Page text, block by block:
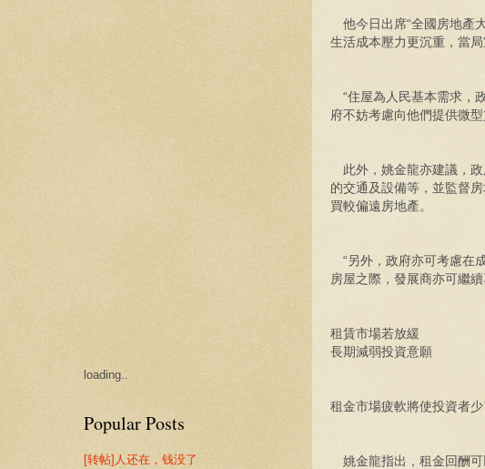
他今日出席“全國房地產
生活成本壓力更沉重，當局
“住屋為人民基本需求，
府不妨考慮向他們提供微
此外，姚金龍亦建議，政
的交通及設備等，並監督
買較偏遠房地產。
“另外，政府亦可考慮在
房屋之際，發展商亦可繼
租賃市場若放緩
長期減弱投資意願
租金市場疲軟將使投資者
姚金龍指出，租金回酬可
loading..
Popular Posts
[转帖]人还在，钱没了